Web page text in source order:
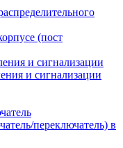
(пост
и сигнализации
и сигнализации
переключатель) в